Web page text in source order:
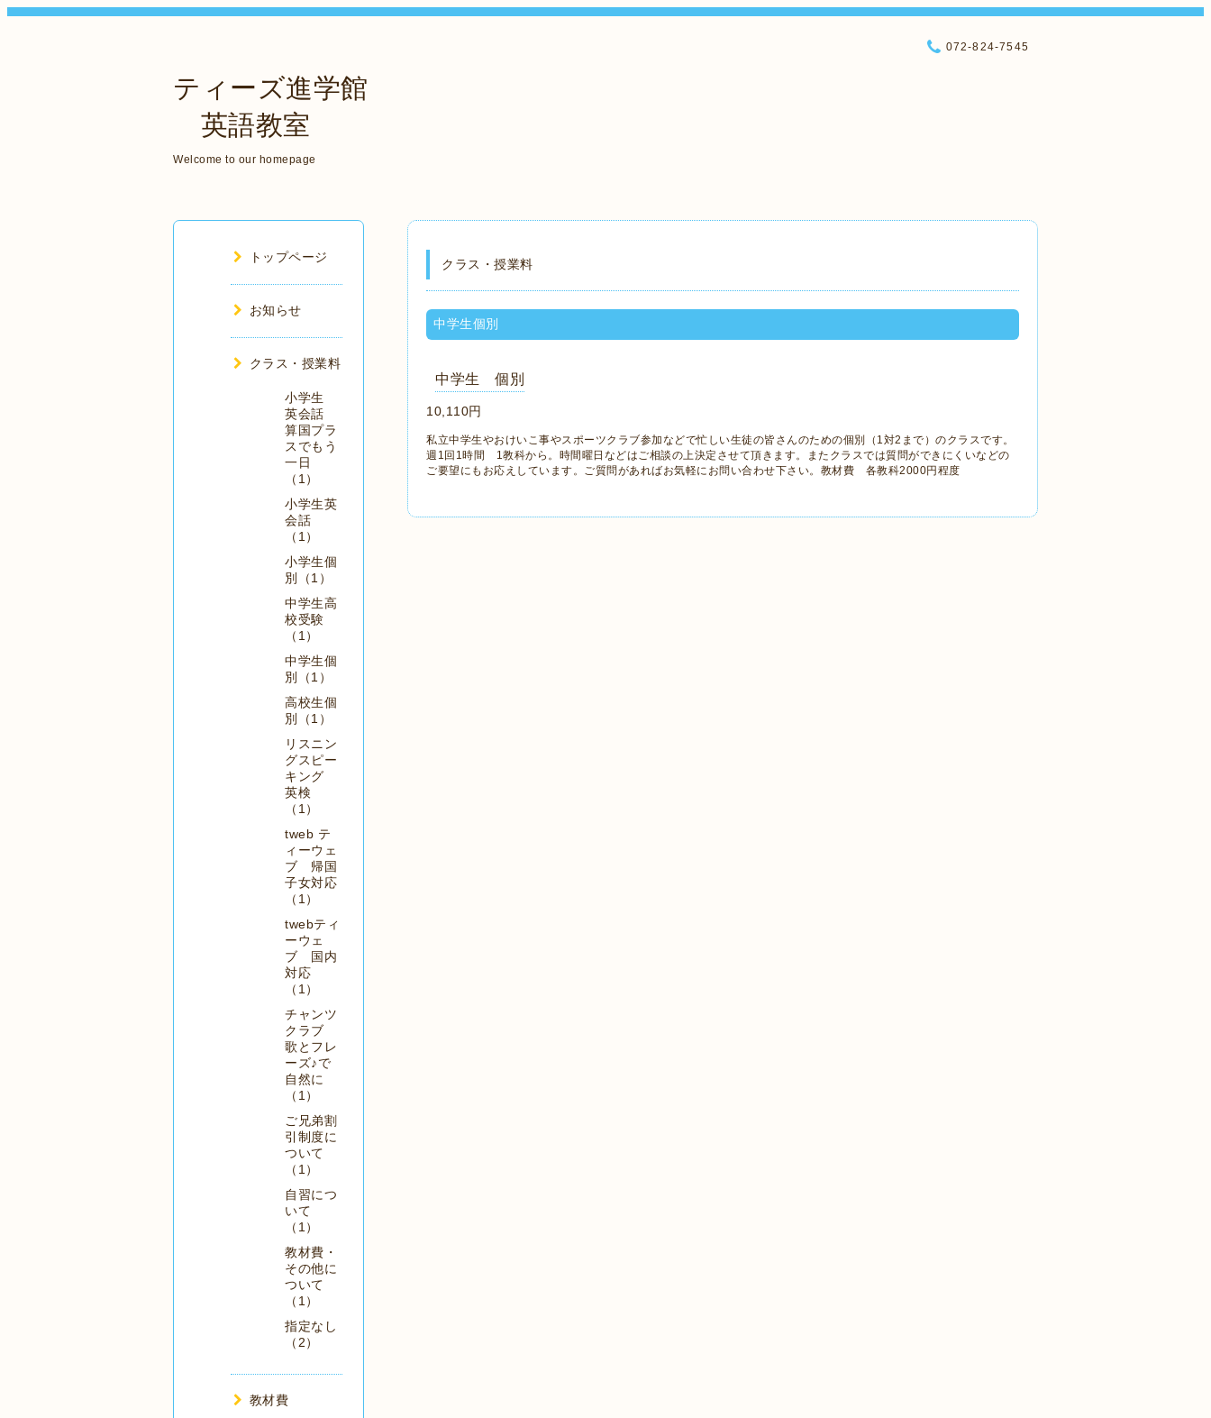
ティーズ進学館
英語教室
Welcome to our homepage
072-824-7545
クラス・授業料
中学生個別
中学生 個別
10,110円
私立中学生やおけいこ事やスポーツクラブ参加などで忙しい生徒の皆さんのための個別（1対2まで）のクラスです。
週1回1時間 1教科から。時間曜日などはご相談の上決定させて頂きます。またクラスでは質問ができにくいなどの
ご要望にもお応えしています。ご質問があればお気軽にお問い合わせ下さい。教材費 各教科2000円程度
トップページ
お知らせ
クラス・授業料
小学生
英会話
算国プラ
スでもう
一日
（1）
小学生英
会話
（1）
小学生個
別（1）
中学生高
校受験
（1）
中学生個
別（1）
高校生個
別（1）
リスニン
グスピー
キング
英検
（1）
tweb テ
ィーウェ
ブ 帰国
子女対応
（1）
twebティ
ーウェ
ブ 国内
対応
（1）
チャンツ
クラブ
歌とフレ
ーズ♪で
自然に
（1）
ご兄弟割
引制度に
ついて
（1）
自習につ
いて
（1）
教材費・
その他に
ついて
（1）
指定なし
（2）
教材費